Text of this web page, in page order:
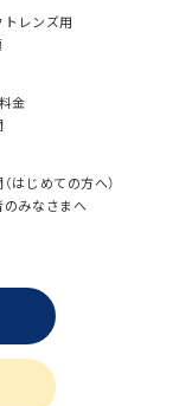
レンズ用
金
はじめての方へ）
みなさまへ